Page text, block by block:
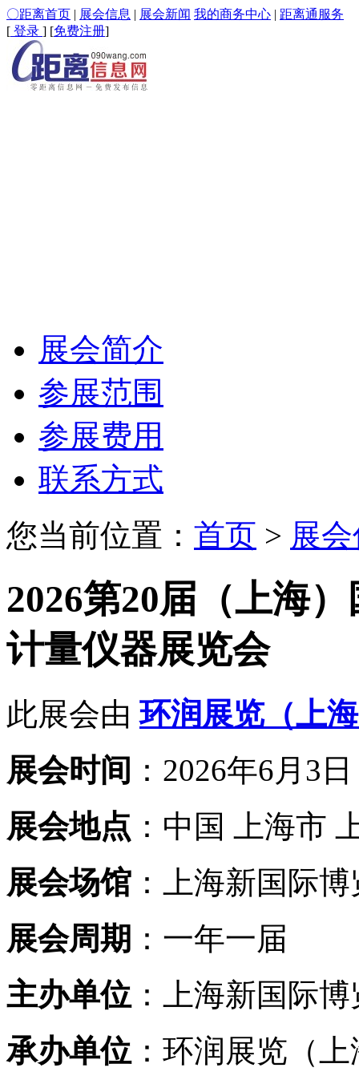
〇距离首页 | 展会信息 | 展会新闻 我的商务中心 | 距离通服务
[ 登录 ] [免费注册]
展会简介
参展范围
参展费用
联系方式
您当前位置： 首页 > 展
2026第20届（上海
计量仪器展览会
此展会由环润展览（上
展会时间 ：2026年6月3
展会地点 ：中国 上海市
展会场馆 ：上海新国际
展会周期 ：一年一届
主办单位 ：上海新国际
承办单位 ：环润展览（